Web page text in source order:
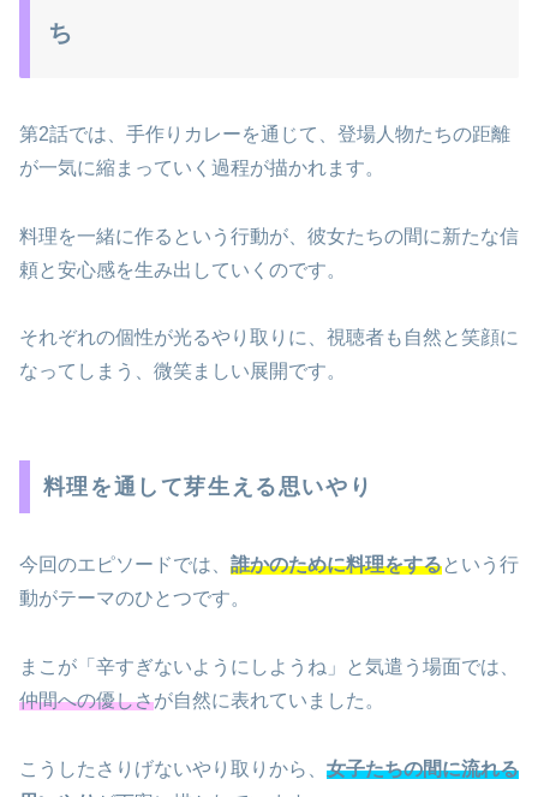
ち
第2話では、手作りカレーを通じて、登場人物たちの距離
が一気に縮まっていく過程が描かれます。
料理を一緒に作るという行動が、彼女たちの間に新たな信
頼と安心感を生み出していくのです。
それぞれの個性が光るやり取りに、視聴者も自然と笑顔に
なってしまう、微笑ましい展開です。
料理を通して芽生える思いやり
今回のエピソードでは、 誰かのために料理をするという行
動がテーマのひとつです。
まこが「辛すぎないようにしようね」と気遣う場面では、
仲間への優しさが自然に表れていました。
こうしたさりげないやり取りから、 女子たちの間に流れる